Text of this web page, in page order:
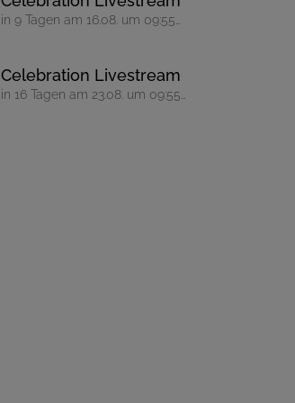
in 9 Tagen am 16.08. um 09:55
Celebration Livestream
in 16 Tagen am 23.08. um 09:55